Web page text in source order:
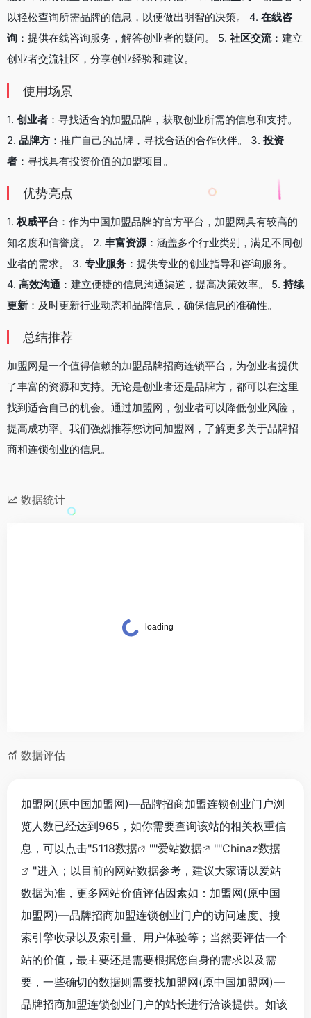
以轻松查询所需品牌的信息，以便做出明智的决策。 4. 在线咨
询 ：提供在线咨询服务，解答创业者的疑问。 5. 社区交流：建立
创业者交流社区，分享创业经验和建议。
使用场景
1. 创业者 ：寻找适合的加盟品牌，获取创业所需的信息和支持。
2. 品牌方 ：推广自己的品牌，寻找合适的合作伙伴。 3. 投资
者 ：寻找具有投资价值的加盟项目。
优势亮点
1. 权威平台 ：作为中国加盟品牌的官方平台，加盟网具有较高的
知名度和信誉度。 2. 丰富资源 ：涵盖多个行业类别，满足不同创
业者的需求。 3. 专业服务 ：提供专业的创业指导和咨询服务。
4. 高效沟通 ：建立便捷的信息沟通渠道，提高决策效率。 5. 持续
更新 ：及时更新行业动态和品牌信息，确保信息的准确性。
总结推荐
加盟网是一个值得信赖的加盟品牌招商连锁平台，为创业者提供
了丰富的资源和支持。无论是创业者还是品牌方，都可以在这里
找到适合自己的机会。通过加盟网，创业者可以降低创业风险，
提高成功率。我们强烈推荐您访问加盟网，了解更多关于品牌招
商和连锁创业的信息。
数据统计
数据评估
加盟网(原中国加盟网)—品牌招商加盟连锁创业门户浏
览人数已经达到965，如你需要查询该站的相关权重信
息，可以点击"5118数据 ""爱站数据 ""Chinaz数据
"进入；以目前的网站数据参考，建议大家请以爱站
数据为准，更多网站价值评估因素如：加盟网(原中国
加盟网)—品牌招商加盟连锁创业门户的访问速度、搜
索引擎收录以及索引量、用户体验等；当然要评估一个
站的价值，最主要还是需要根据您自身的需求以及需
要，一些确切的数据则需要找加盟网(原中国加盟网)—
品牌招商加盟连锁创业门户的站长进行洽谈提供。如该